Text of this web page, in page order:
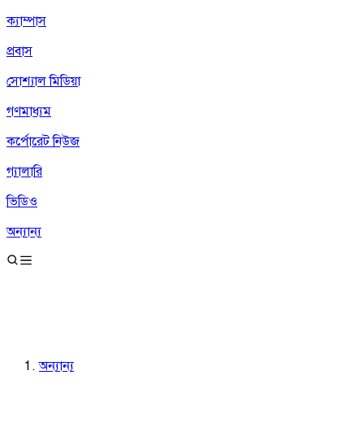
ক্যাম্পাস
প্রবাস
সোশ্যাল মিডিয়া
গণমাধ্যম
কর্পোরেট নিউজ
গ্যালারি
ভিডিও
অন্যান্য
অন্যান্য